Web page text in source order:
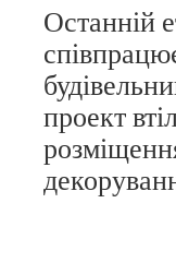
Останній
проект